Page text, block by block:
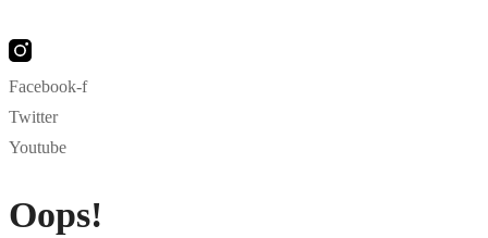
Facebook-f
Twitter
Youtube
Oops!